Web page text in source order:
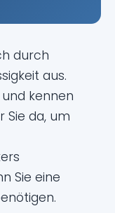
durch
aus.
kennen
Sie da, um
Sie eine